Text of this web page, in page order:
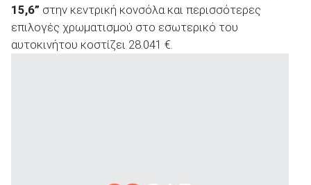
15,6” στην κεντρική κονσόλα και περισσότερες
επιλογές χρωματισμού στο εσωτερικό του
αυτοκινήτου κοστίζει 28.041 €.